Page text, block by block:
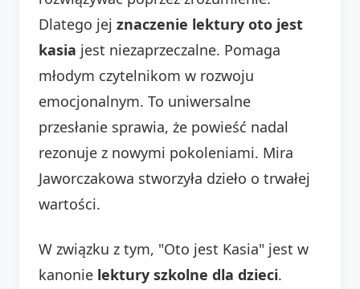
Dlatego jej znaczenie lektury oto jest
kasia jest niezaprzeczalne. Pomaga
młodym czytelnikom w rozwoju
emocjonalnym. To uniwersalne
przesłanie sprawia, że powieść nadal
rezonuje z nowymi pokoleniami. Mira
Jaworczakowa stworzyła dzieło o trwałej
wartości.
W związku z tym, "Oto jest Kasia" jest w
kanonie lektury szkolne dla dzieci.